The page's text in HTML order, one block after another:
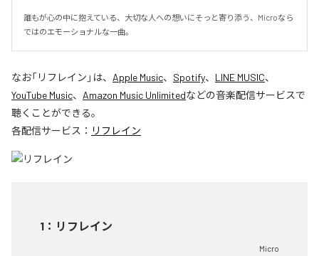
誰もが心の中に抱えている、大切な人への想いにそっと寄り添う、Microなら
ではのエモーショナルな一曲。
なお「リフレイン 」は、 Apple Music、 Spotify、 LINE MUSIC、
YouTube Music、 Amazon Music Unlimitedなどの音楽配信サービスで
聴くことができる。
各配信サービス： リフレイン
1 ： リフレイン
Micro